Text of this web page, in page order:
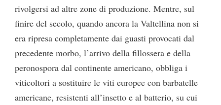
rivolgersi ad altre zone di produzione. Mentre, sul
finire del secolo, quando ancora la Valtellina non si
era ripresa completamente dai guasti provocati dal
precedente morbo, l’arrivo della fillossera e della
peronospora dal continente americano, obbliga i
viticoltori a sostituire le viti europee con barbatelle
americane, resistenti all’insetto e al batterio, su cui